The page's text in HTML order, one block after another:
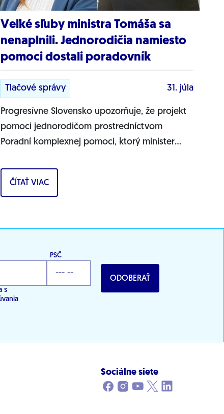
Veľké sľuby ministra Tomáša sa
nenaplnili. Jednorodičia namiesto
pomoci dostali poradovník
Tlačové správy 31. júla
Progresívne Slovensko upozorňuje, že projekt
pomoci jednorodičom prostredníctvom
Poradní komplexnej pomoci, ktorý minister
pomoc pre osamelých...
ČÍTAŤ VIAC
PSČ
s
ODOBERAŤ
Sociálne siete